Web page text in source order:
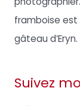
framboise est
gâteau
Suivez